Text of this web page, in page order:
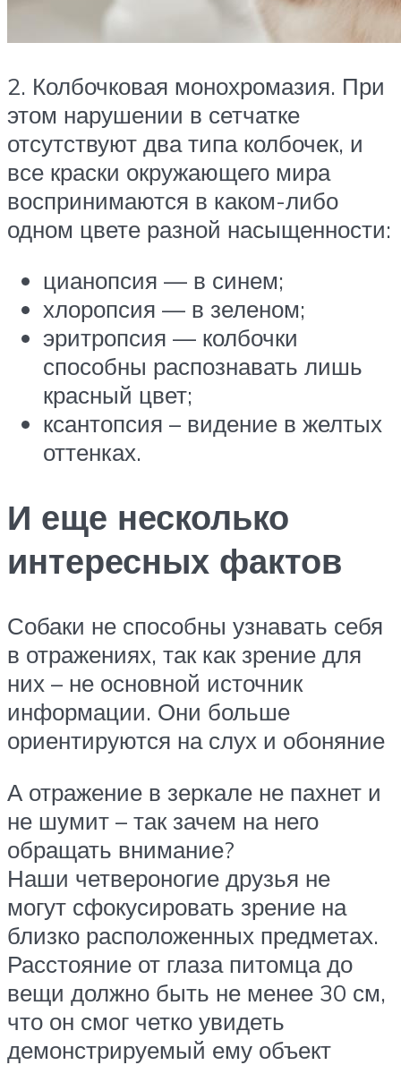
2. Колбочковая монохромазия. При
этом нарушении в сетчатке
отсутствуют два типа колбочек, и
все краски окружающего мира
воспринимаются в каком-либо
одном цвете разной насыщенности:
цианопсия — в синем;
хлоропсия — в зеленом;
эритропсия — колбочки
способны распознавать лишь
красный цвет;
ксантопсия – видение в желтых
оттенках.
И еще несколько
интересных фактов
Собаки не способны узнавать себя
в отражениях, так как зрение для
них – не основной источник
информации. Они больше
ориентируются на слух и обоняние
А отражение в зеркале не пахнет и
не шумит – так зачем на него
обращать внимание?
Наши четвероногие друзья не
могут сфокусировать зрение на
близко расположенных предметах.
Расстояние от глаза питомца до
вещи должно быть не менее 30 см,
что он смог четко увидеть
демонстрируемый ему объект